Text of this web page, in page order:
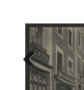
Previous